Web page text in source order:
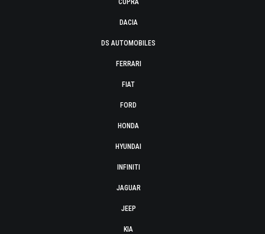
CUPRA
DACIA
DS AUTOMOBILES
FERRARI
FIAT
FORD
HONDA
HYUNDAI
INFINITI
JAGUAR
JEEP
KIA